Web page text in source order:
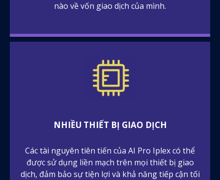
nào về vốn giao dịch của mình.
NHIỀU THIẾT BỊ GIAO DỊCH
Các tài nguyên tiên tiến của AI Pro Iplex có thể
được sử dụng liền mạch trên mọi thiết bị giao
dịch, đảm bảo sự tiện lợi và khả năng tiếp cận tối